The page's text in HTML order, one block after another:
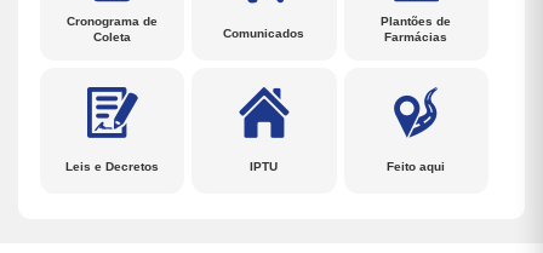
Cronograma de
Coleta
Comunicados
Plantões de
Farmácias
Leis e Decretos IPTU Feito aqui